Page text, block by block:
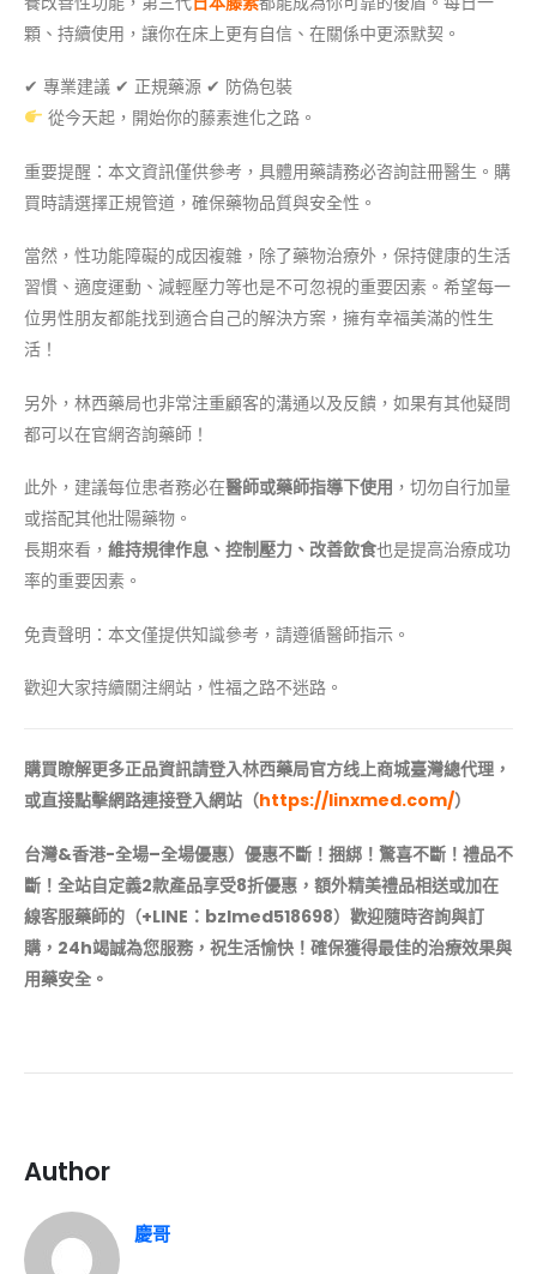
顆、持續使用，讓你在床上更有自信、在關係中更添默契。
✔ 專業建議 ✔ 正規藥源 ✔ 防偽包裝
從今天起，開始你的藤素進化之路。
重要提醒：本文資訊僅供參考，具體用藥請務必咨詢註冊醫生。購
買時請選擇正規管道，確保藥物品質與安全性。
當然，性功能障礙的成因複雜，除了藥物治療外，保持健康的生活
習慣、適度運動、減輕壓力等也是不可忽視的重要因素。希望每一
位男性朋友都能找到適合自己的解決方案，擁有幸福美滿的性生
活！
另外，林西藥局也非常注重顧客的溝通以及反饋，如果有其他疑問
都可以在官網咨詢藥師！
此外，建議每位患者務必在醫師或藥師指導下使用 ，切勿自行加量
或搭配其他壯陽藥物。
長期來看， 維持規律作息、控制壓力、改善飲食也是提高治療成功
率的重要因素。
免責聲明：本文僅提供知識參考，請遵循醫師指示。
歡迎大家持續關注網站，性福之路不迷路。
購買瞭解更多正品資訊請登入林西藥局官方线上商城臺灣總代理，
或直接點擊網路連接登入網站（https://linxmed.com/）
台灣&香港-全場–全場優惠）優惠不斷！捆綁！驚喜不斷！禮品不
斷！ 全站自定義2款產品享受8折優惠，額外精美禮品相送或加在
線客服藥師的（+LINE：bzlmed518698）歡迎隨時咨詢與訂
購，24h竭誠為您服務，祝生活愉快！確保獲得最佳的治療效果與
用藥安全。
Author
慶哥